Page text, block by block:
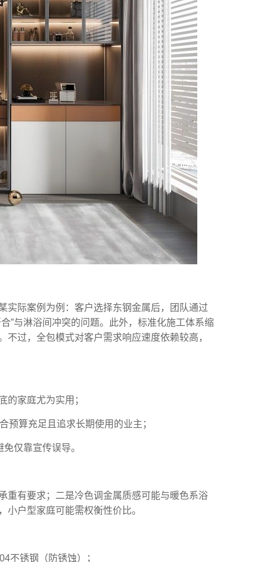
实际案例为例：客户选择东钢金属后，团队通过
”与淋浴间冲突的问题。此外，标准化施工体系缩
过，全包模式对客户需求响应速度依赖较高，
的家庭尤为实用；
预算充足且追求长期使用的业主；
仅靠宣传误导。
重有要求；二是冷色调金属质感可能与暖色系浴
户型家庭可能需权衡性价比。
不锈钢（防锈蚀）；